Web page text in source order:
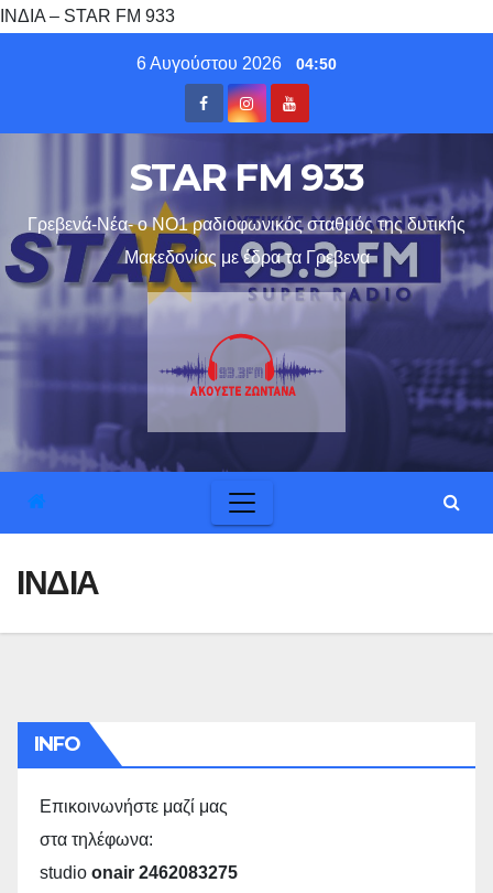
ΙΝΔΙΑ – STAR FM 933
6 Αυγούστου 2026 04:50
STAR FM 933
Γρεβενά-Νέα- ο ΝΟ1 ραδιοφωνικός σταθμός της δυτικής
Μακεδονίας με έδρα τα Γρεβενα
ΙΝΔΙΑ
INFO
Επικοινωνήστε μαζί μας
στα τηλέφωνα:
studio onair 2462083275